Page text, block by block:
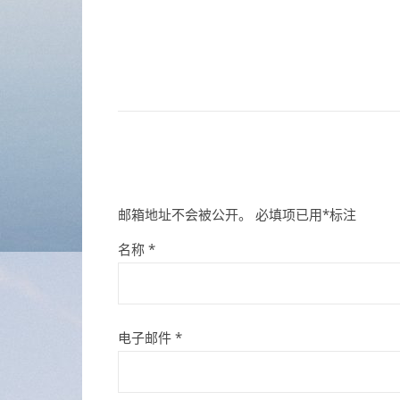
邮箱地址不会被公开。 必填项已用*标注
名称 *
电子邮件 *